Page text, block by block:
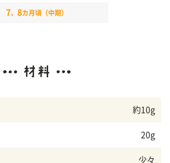
7、 8カ月頃（中期）
約10g
20g
少々